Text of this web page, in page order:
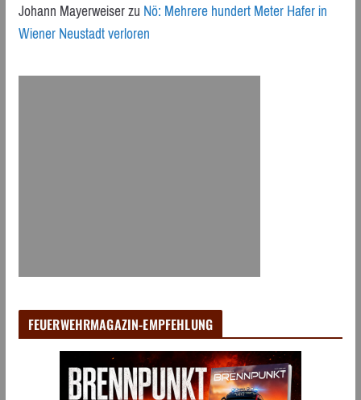
Johann MayerweiserzuNö: Mehrere hundert Meter Hafer in
Wiener Neustadt verloren
FEUERWEHRMAGAZIN-EMPFEHLUNG